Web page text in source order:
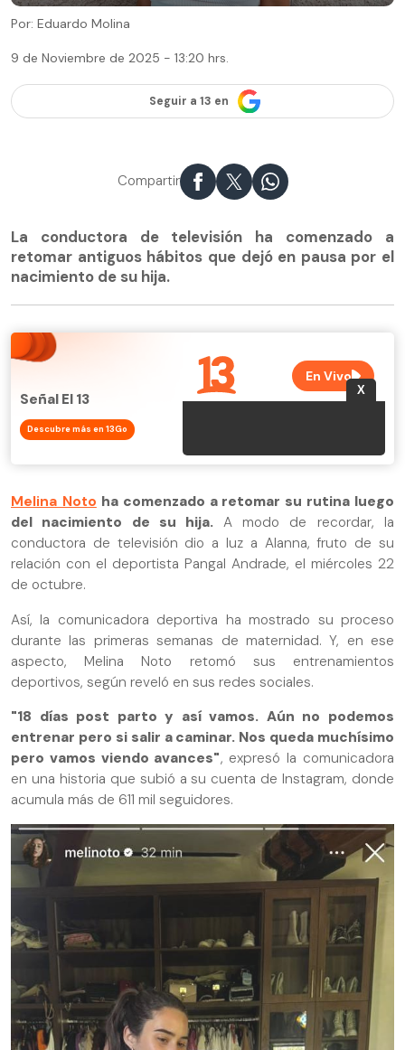
Por: Eduardo Molina
9 de Noviembre de 2025 - 13:20 hrs.
Seguir a 13 en
Compartir
La conductora de televisión ha comenzado a
retomar antiguos hábitos que dejó en pausa por el
nacimiento de su hija.
Señal El 13
Descubre más en 13Go
Melina Noto ha comenzado a retomar su rutina luego
del nacimiento de su hija. A modo de recordar, la
conductora de televisión dio a luz a Alanna, fruto de su
relación con el deportista Pangal Andrade, el miércoles 22
de octubre.
Así, la comunicadora deportiva ha mostrado su proceso
durante las primeras semanas de maternidad. Y, en ese
aspecto, Melina Noto retomó sus entrenamientos
deportivos, según reveló en sus redes sociales.
"18 días post parto y así vamos. Aún no podemos
entrenar pero si salir a caminar. Nos queda muchísimo
pero vamos viendo avances", expresó la comunicadora
en una historia que subió a su cuenta de Instagram, donde
acumula más de 611 mil seguidores.